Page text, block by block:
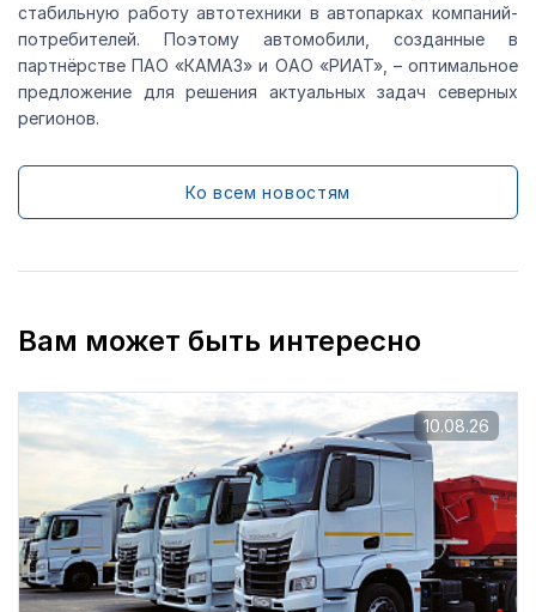
стабильную работу автотехники в автопарках компаний-
потребителей. Поэтому автомобили, созданные в
партнёрстве ПАО «КАМАЗ» и ОАО «РИАТ», – оптимальное
предложение для решения актуальных задач северных
регионов.
Ко всем новостям
Вам может быть интересно
10.08.26